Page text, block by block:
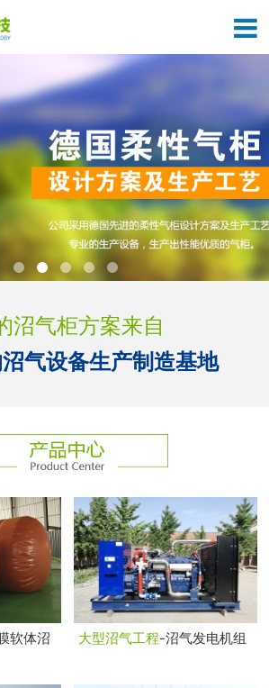
了解优佳
优佳文化
设备展示
沼气柜方案来自
气设备生产制造基地
软体沼
大型沼气工程-沼气发电机组